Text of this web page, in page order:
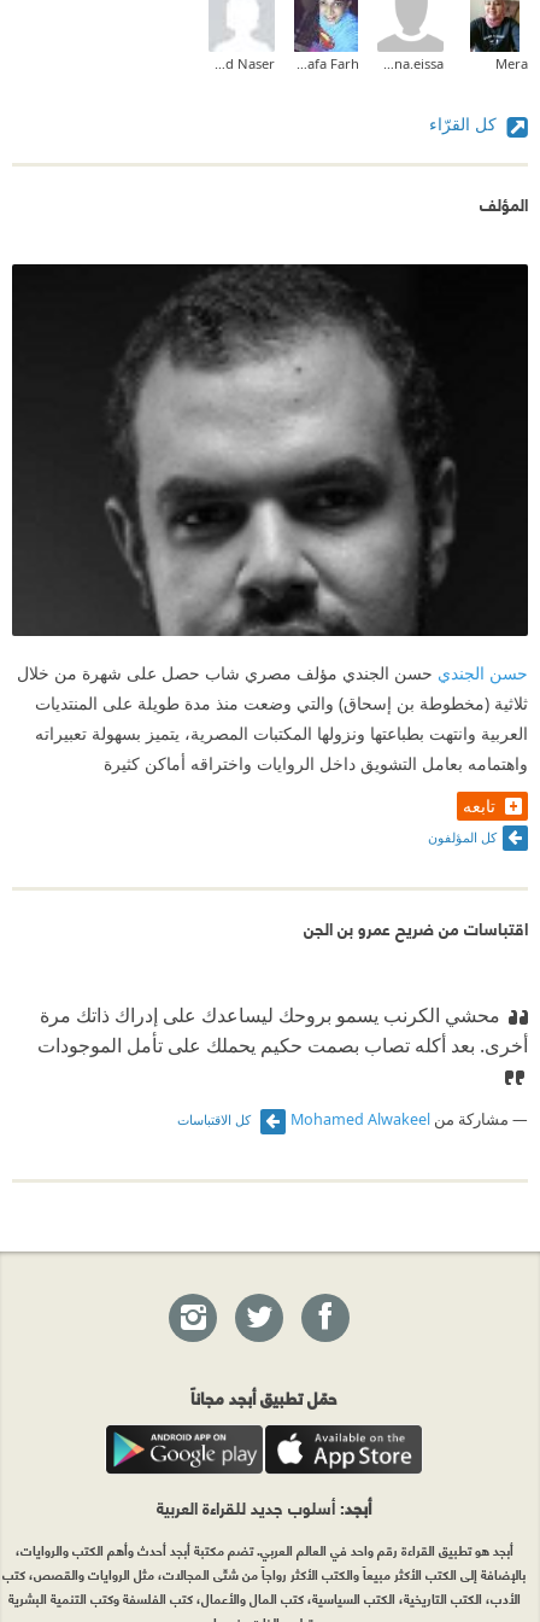
Mera
menna.eissa
Mostafa Farh
Amjad Naser
كل القرّاء
المؤلف
حسن الجندي حسن الجندي مؤلف مصري شاب حصل على شهرة من خلال
ثلاثية (مخطوطة بن إسحاق) والتي وضعت منذ مدة طويلة على المنتديات
العربية وانتهت بطباعتها ونزولها المكتبات المصرية، يتميز بسهولة تعبيراته
واهتمامه بعامل التشويق داخل الروايات واختراقه أماكن كثيرة
تابعه
كل المؤلفون
اقتباسات من ضريح عمرو بن الجن
محشي الكرنب يسمو بروحك ليساعدك على إدراك ذاتك مرة
أخرى. بعد أكله تصاب بصمت حكيم يحملك على تأمل الموجودات
مشاركة من Mohamed Alwakeel كل الاقتباسات
حمّل تطبيق أبجد مجاناً
أبجد: أسلوب جديد للقراءة العربية
أبجد هو تطبيق القراءة رقم واحد في العالم العربي. تضم مكتبة أبجد أحدث وأهم الكتب والروايات،
بالإضافة إلى الكتب الأكثر مبيعاً والكتب الأكثر رواجاً من شتّى المجالات، مثل الروايات والقصص، كتب
الأدب، الكتب التاريخية، الكتب السياسية، كتب المال والأعمال، كتب الفلسفة وكتب التنمية البشرية